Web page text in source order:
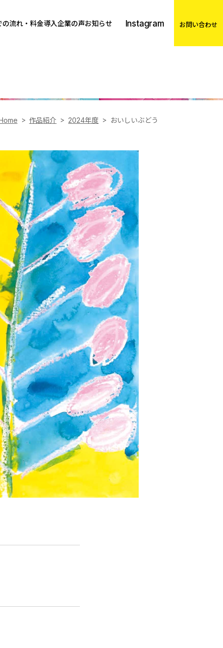
の流れ・料金導入企業の声お知らせ Instagram お問い合わせ
作品紹介 2024年度 おいしいぶどう